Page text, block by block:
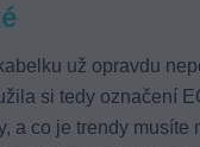
už opravdu
si tedy označení
a co je trendy